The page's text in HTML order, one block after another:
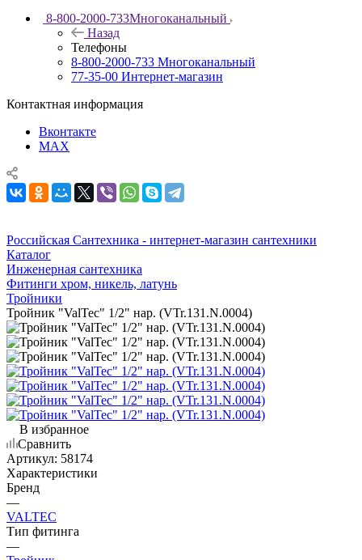
8-800-2000-733Многоканальный
Назад
Телефоны
8-800-2000-733 Многоканальный
77-35-00 Интернет-магазин
Контактная информация
Вконтакте
MAX
Российская Сантехника - интернет-магазин сантехники
Каталог
Инженерная сантехника
Фитинги хром, никель, латунь
Тройники
Тройник "ValTec" 1/2" нар. (VTr.131.N.0004)
В избранное
Сравнить
Артикул: 58174
Характеристики
Бренд
—
VALTEC
Тип фитинга
—